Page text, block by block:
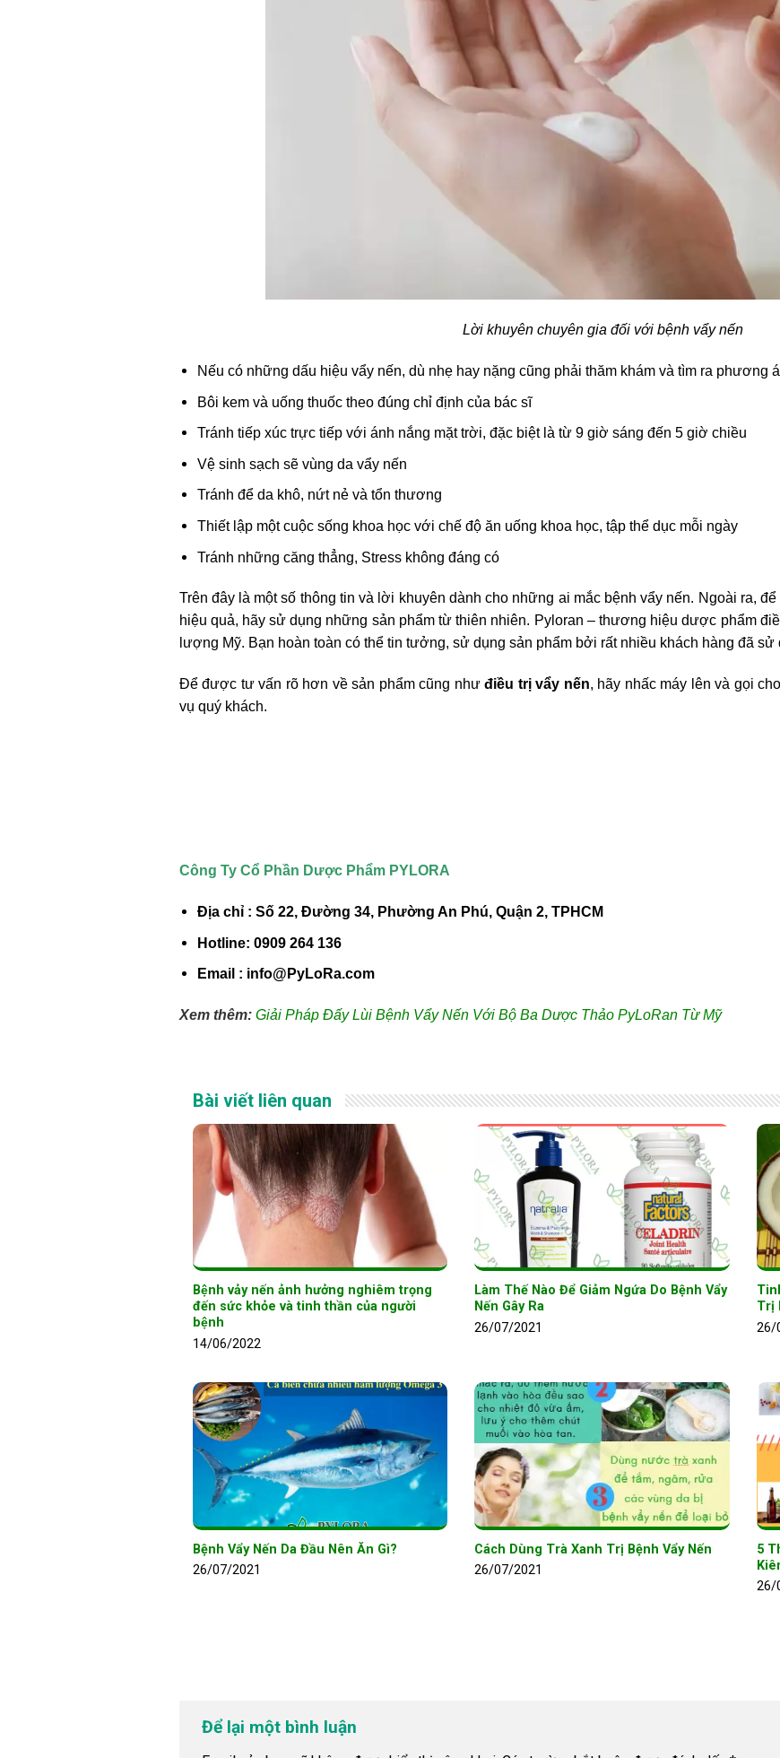
Lời khuyên chuyên gia đối với bệnh vẩy nến
Nếu có những dấu hiệu vẩy nến, dù nhẹ hay nặng cũng phải thăm khám và tìm ra phương
Bôi kem và uống thuốc theo đúng chỉ định của bác sĩ
Tránh tiếp xúc trực tiếp với ánh nắng mặt trời, đặc biệt là từ 9 giờ sáng đến 5 giờ chiều
Vệ sinh sạch sẽ vùng da vẩy nến
Tránh để da khô, nứt nẻ và tổn thương
Thiết lập một cuộc sống khoa học với chế độ ăn uống khoa học, tập thể dục mỗi ngày
Tránh những căng thẳng, Stress không đáng có
Trên đây là một số thông tin và lời khuyên dành cho những ai mắc bệnh vẩy nến. Ngoài ra,
hiệu quả, hãy sử dụng những sản phẩm từ thiên nhiên. Pyloran – thương hiệu dược phẩm
lượng Mỹ. Bạn hoàn toàn có thể tin tưởng, sử dụng sản phẩm bởi rất nhiều khách hàng đã
Để được tư vấn rõ hơn về sản phẩm cũng như điều trị vẩy nến, hãy nhấc máy lên và gọi
vụ quý khách.
Công Ty Cổ Phần Dược Phẩm PYLORA
Địa chỉ : Số 22, Đường 34, Phường An Phú, Quận 2, TPHCM
Hotline: 0909 264 136
Email : info@PyLoRa.com
Xem thêm: Giải Pháp Đấy Lùi Bệnh Vẩy Nến Với Bộ Ba Dược Thảo PyLoRan Từ Mỹ
Bài viết liên quan
Bệnh vảy nến ảnh hưởng nghiêm trọng
đến sức khỏe và tinh thần của người
bệnh
14/06/2022
Làm Thế Nào Để Giảm Ngứa Do Bệnh Vẩy
Nến Gây Ra
26/07/2021
Trị
26/
Bệnh Vẩy Nến Da Đầu Nên Ăn Gì?
26/07/2021
Cách Dùng Trà Xanh Trị Bệnh Vẩy Nến
26/07/2021
5
26/
Để lại một bình luận